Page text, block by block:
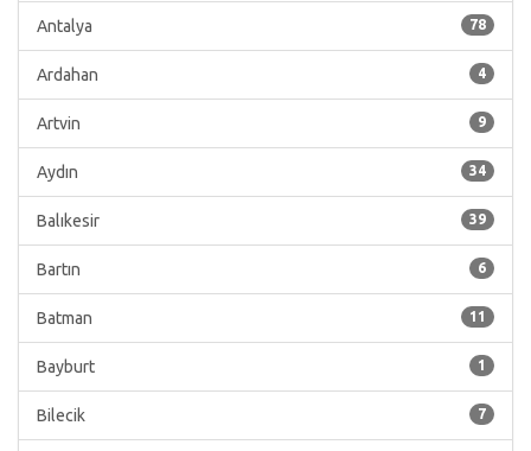
78
Antalya
4
Ardahan
9
Artvin
34
Aydın
39
Balıkesir
6
Bartın
11
Batman
1
Bayburt
7
Bilecik